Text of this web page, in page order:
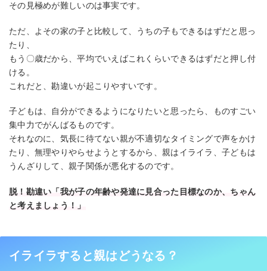
その見極めが難しいのは事実です。
ただ、よその家の子と比較して、うちの子もできるはずだと思っ
たり、
もう〇歳だから、平均でいえばこれくらいできるはずだと押し付
ける。
これだと、勘違いが起こりやすいです。
子どもは、自分ができるようになりたいと思ったら、ものすごい
集中力でがんばるものです。
それなのに、気長に待てない親が不適切なタイミングで声をかけ
たり、無理やりやらせようとするから、親はイライラ、子どもは
うんざりして、親子関係が悪化するのです。
脱！勘違い「我が子の年齢や発達に見合った目標なのか、ちゃん
と考えましょう！」
イライラすると親はどうなる？